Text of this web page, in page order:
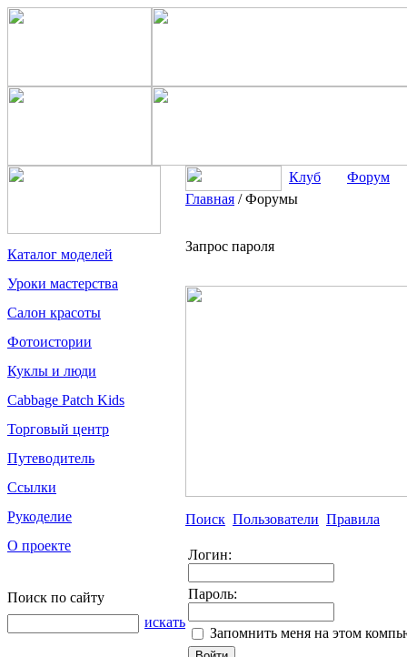
Каталог моделей
Уроки мастерства
Салон красоты
Фотоистории
Куклы и люди
Cabbage Patch Kids
Торговый центр
Путеводитель
Ссылки
Рукоделие
О проекте
Поиск по сайту
искать
Клуб
Форум
Главная /Форумы
Запрос пароля
Поиск Пользователи Правила
Логин:
Пароль:
Запомнить меня на этом